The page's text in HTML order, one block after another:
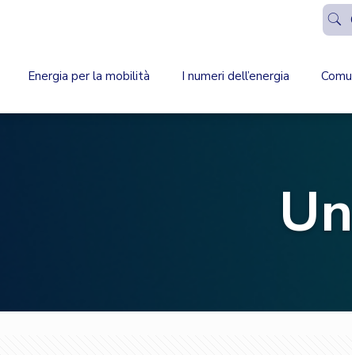
Energia per la mobilità I numeri dell’energia